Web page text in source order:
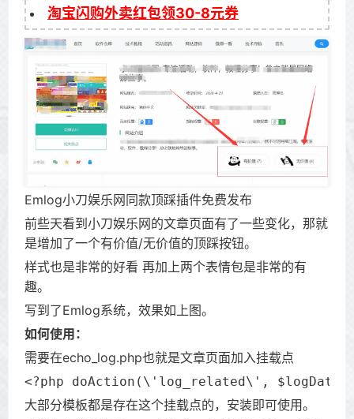
淘宝闪购外卖红包领30-8元券
Emlog小刀娱乐网同款顶踩插件免费发布
前些天看到小刀娱乐网的文章页面有了一些变化，那就
是增加了一个有价值/无价值的顶踩按钮。
样式也是非常的好看 再加上两个表情包是非常的有
趣。
写到了Emlog系统，效果如上图。
如何使用：
需要在echo_log.php也就是文章页面加入挂载点
<?php doAction(\'log_related\',
大部分模板都是存在这个挂载点的，安装即可使用。